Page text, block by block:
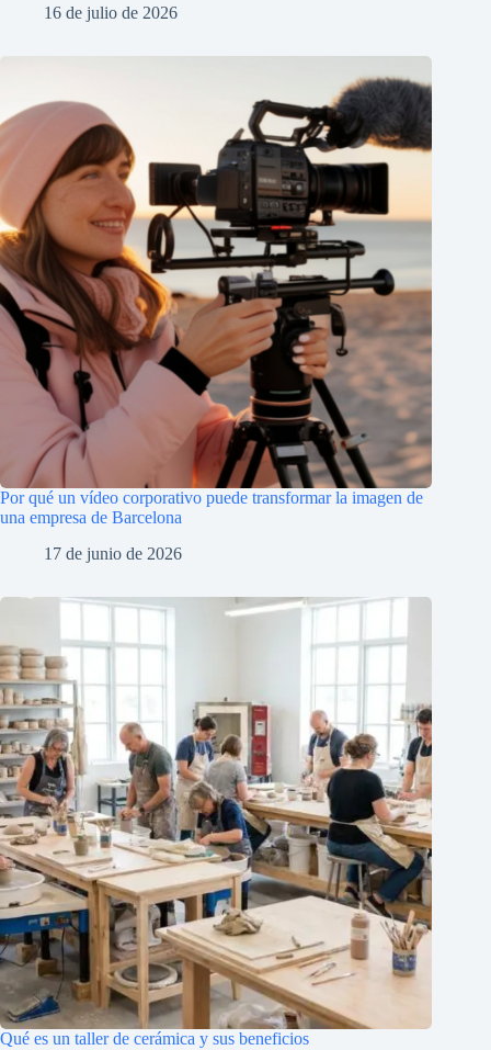
16 de julio de 2026
Por qué un vídeo corporativo puede transformar la imagen de
una empresa de Barcelona
17 de junio de 2026
Qué es un taller de cerámica y sus beneficios